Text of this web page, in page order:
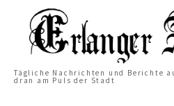
Tägliche Nachrichten und Berichte
dran am Puls der Stadt